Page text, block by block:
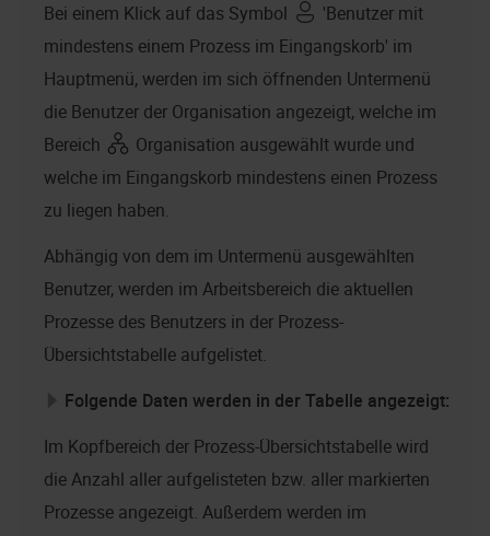
Bei einem Klick auf das Symbol
'Benutzer mit
mindestens einem Prozess im Eingangskorb' im
Hauptmenü, werden im sich öffnenden Untermenü
die Benutzer der Organisation angezeigt, welche im
Bereich
Organisation ausgewählt wurde und
welche im Eingangskorb mindestens einen Prozess
zu liegen haben.
Abhängig von dem im Untermenü ausgewählten
Benutzer, werden im Arbeitsbereich die aktuellen
Prozesse des Benutzers in der Prozess-
Übersichtstabelle aufgelistet.
Folgende Daten werden in der Tabelle angezeigt:
Im Kopfbereich der Prozess-Übersichtstabelle wird
die Anzahl aller aufgelisteten bzw. aller markierten
Prozesse angezeigt. Außerdem werden im